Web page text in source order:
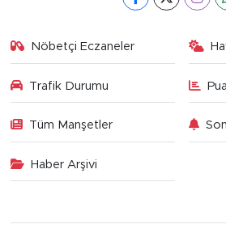
Nöbetçi Eczaneler
Trafik Durumu
Tüm Manşetler
Haber Arşivi